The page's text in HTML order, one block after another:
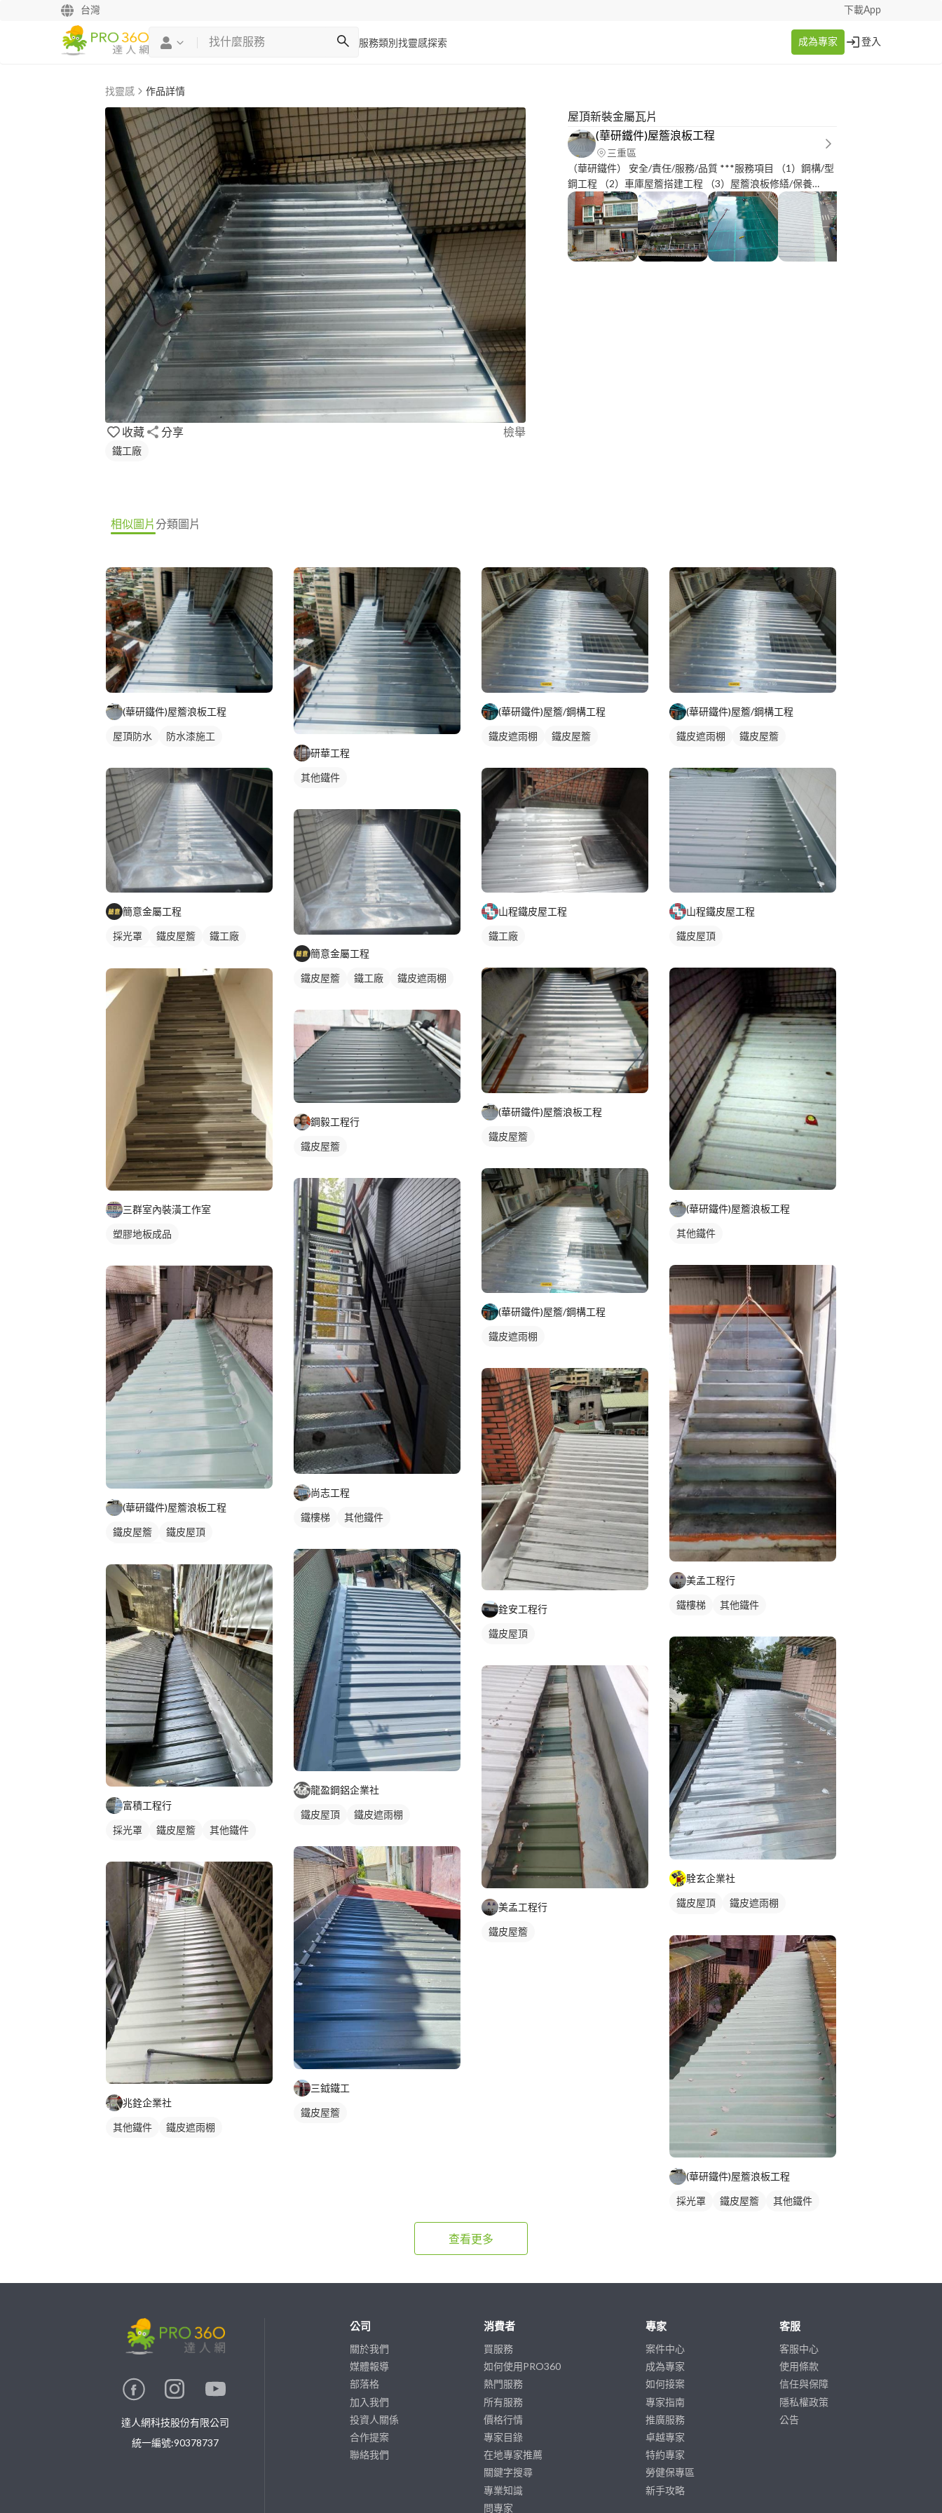
台灣 下載App
服務類別 找靈感探索 成為專家 登入
找靈感 作品詳情
收藏 分享 檢舉
鐵工廠
屋頂新裝金屬瓦片
(華研鐵件)屋簷浪板工程
三重區
（華研鐵件） 安全/責任/服務/品質 ***服務項目 （1）鋼構/型
鋼工程 （2）車庫屋簷搭建工程 （3）屋簷浪板修繕/保養
（4）頂樓陽台/ (鍍鋅鋼鐵-白鐵方管) 烤漆配色搭建工程 (5)自
家土地 屋簷設計搭建安裝 玻璃/隔熱透明板 (6)室內挑高天花板
(夾層設計)安裝工程 (7)屋簷浪板含配件:項目 1**屋簷老舊生銹
2**屋簷破損漏水 3**屋簷（排水槽) 排水/漏水=修繕 懸空.斷
裂-老舊更新 4**重新覆蓋安裝工程 5**老舊屋齡(石綿瓦) (拆除.
相似圖片分類圖片
(華研鐵件)屋簷浪板工程
屋頂防水 防水漆施工
簡意金屬工程
採光罩 鐵皮屋簷
鐵工廠
三群室內裝潢工作室
塑膠地板成品
(華研鐵件)屋簷浪板工程
鐵皮屋簷
鐵皮屋頂
富積工程行
採光罩 鐵皮屋簷 其他鐵件
兆銓企業社
其他鐵件 鐵皮遮雨棚
研華工程
其他鐵件
簡意金屬工程
鐵皮屋簷 鐵工廠 鐵皮遮雨棚
鋼毅工程行
鐵皮屋簷
尚志工程
鐵樓梯 其他鐵件
龍盈鋼鋁企業社
鐵皮屋頂 鐵皮遮雨棚
三鉞鐵工
鐵皮屋簷
(華研鐵件)屋簷/鋼構工程
鐵皮遮雨棚 鐵皮屋簷
山程鐵皮屋工程
鐵工廠
(華研鐵件)屋簷浪板工程
鐵皮屋簷
(華研鐵件)屋簷/鋼構工程
鐵皮遮雨棚
銓安工程行
鐵皮屋頂
美孟工程行
鐵皮屋簷
(華研鐵件)屋簷/鋼構工程
鐵皮遮雨棚 鐵皮屋簷
山程鐵皮屋工程
鐵皮屋頂
(華研鐵件)屋簷浪板工程
其他鐵件
美孟工程行
鐵樓梯 其他鐵件
駩玄企業社
鐵皮屋頂
鐵皮遮雨棚
(華研鐵件)屋簷浪板工程
採光罩 鐵皮屋簷 其他鐵件
查看更多
達人網科技股份有限公司
統一編號:90378737
公司
關於我們
媒體報導
部落格
加入我們
投資人關係
合作提案
聯絡我們
消費者
買服務
如何使用PRO360
熱門服務
所有服務
價格行情
專家目錄
在地專家推薦
關鍵字搜尋
專業知識
問專家
專家
案件中心
成為專家
如何接案
專家指南
推廣服務
卓越專家
特約專家
勞健保專區
新手攻略
客服
客服中心
使用條款
信任與保障
隱私權政策
公告